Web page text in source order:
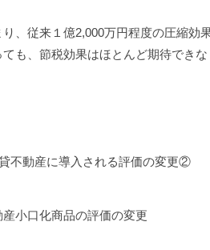
り、従来１億2,000万円程度の圧縮効
ても、節税効果はほとんど期待できな
不動産に導入される評価の変更②
産小口化商品の評価の変更